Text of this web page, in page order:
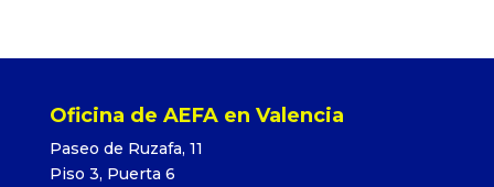
Oficina de AEFA en Valencia
Paseo de Ruzafa, 11
Piso 3, Puerta 6